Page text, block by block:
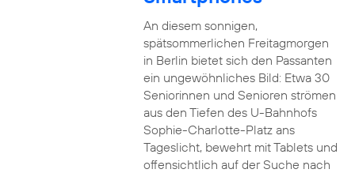
An diesem sonnigen,
spätsommerlichen Freitagmorgen
in Berlin bietet sich den Passanten
ein ungewöhnliches Bild: Etwa 30
Seniorinnen und Senioren strömen
aus den Tiefen des U-Bahnhofs
Sophie-Charlotte-Platz ans
Tageslicht, bewehrt mit Tablets und
offensichtlich auf der Suche nach